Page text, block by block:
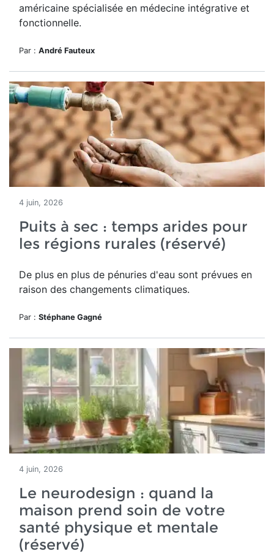
américaine spécialisée en médecine intégrative et
fonctionnelle.
Par : André Fauteux
4 juin, 2026
Puits à sec : temps arides pour
les régions rurales (réservé)
De plus en plus de pénuries d'eau sont prévues en
raison des changements climatiques.
Par : Stéphane Gagné
4 juin, 2026
Le neurodesign : quand la
maison prend soin de votre
santé physique et mentale
(réservé)